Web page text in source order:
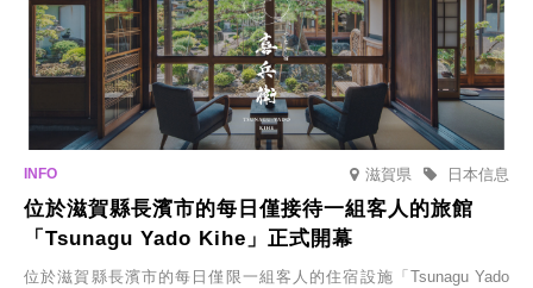
滋賀県 日本信息
位於滋賀縣長濱市的每日僅接待一組客人的旅館
「Tsunagu Yado Kihe」正式開幕
位於滋賀縣長濱市的每日僅限一組客人的住宿設施「Tsunagu Yado